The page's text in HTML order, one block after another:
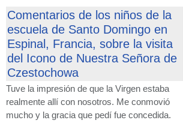
Comentarios de los niños de la
escuela de Santo Domingo en
Espinal, Francia, sobre la visita
del Icono de Nuestra Señora de
Czestochowa
Tuve la impresión de que la Virgen estaba
realmente allí con nosotros. Me conmovió
mucho y la gracia que pedí fue concedida.